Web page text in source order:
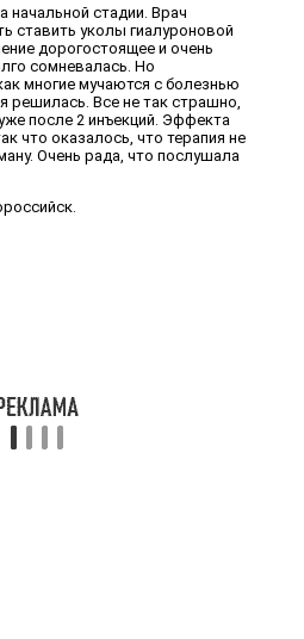
начальной стадии. Врач
ставить уколы гиалуроновой
дорогостоящее и очень
сомневалась. Но
многие мучаются с болезнью
решилась. Все не так страшно,
после 2 инъекций. Эффекта
что оказалось, что терапия не
Очень рада, что послушала